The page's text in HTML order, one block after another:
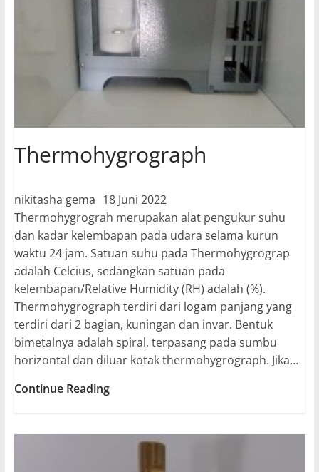
Thermohygrograph
nikitasha gema 18 Juni 2022
Thermohygrograh merupakan alat pengukur suhu
dan kadar kelembapan pada udara selama kurun
waktu 24 jam. Satuan suhu pada Thermohygrograp
adalah Celcius, sedangkan satuan pada
kelembapan/Relative Humidity (RH) adalah (%).
Thermohygrograph terdiri dari logam panjang yang
terdiri dari 2 bagian, kuningan dan invar. Bentuk
bimetalnya adalah spiral, terpasang pada sumbu
horizontal dan diluar kotak thermohygrograph. Jika…
Continue ReadingThermohygrograph